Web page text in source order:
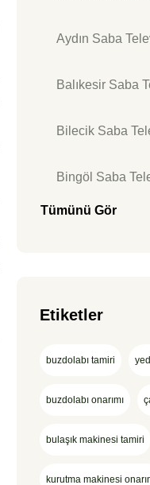
Aydın Saba
Balıkesir Saba
Bilecik Saba
Bingöl Saba
Tümünü Gör
Etiketler
buzdolabı tamiri
buzdolabı onarımı
bulaşık makinesi tamiri
kurutma makinesi